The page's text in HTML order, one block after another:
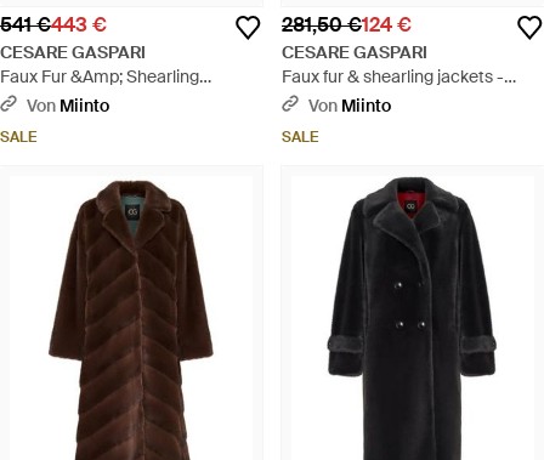
541 €443 €
CESARE GASPARI
Faux Fur &Amp; Shearling
Jackets - Braun
Von Miinto
SALE
281,50 €124 €
CESARE GASPARI
Faux fur & shearling jackets -
Schwarz
Von Miinto
SALE